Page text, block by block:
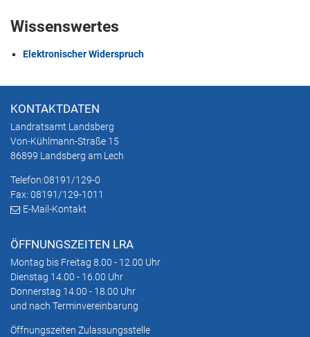
Wissenswertes
Elektronischer Widerspruch
KONTAKTDATEN
Landratsamt Landsberg
Von-Kühlmann-Straße 15
86899 Landsberg am Lech
Telefon:08191/129-0
Fax: 08191/129-1011
E-Mail-Kontakt
ÖFFNUNGSZEITEN LRA
Montag bis Freitag 8.00 - 12.00 Uhr
Dienstag 14.00 - 16.00 Uhr
Donnerstag 14.00 - 18.00 Uhr
und nach Terminvereinbarung
Öffnungszeiten Zulassungsstelle